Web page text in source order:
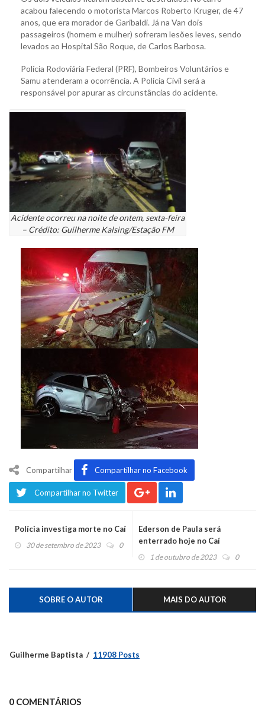
acabou falecendo o motorista Marcos Roberto Kruger, de 47
anos, que era morador de Garibaldi. Já na Van dois
passageiros (homem e mulher) sofreram lesões leves, sendo
levados ao Hospital São Roque, de Carlos Barbosa.
Polícia Rodoviária Federal (PRF), Bombeiros Voluntários e
Samu atenderam a ocorrência. A Polícia Civil será a
responsável por apurar as circunstâncias do acidente.
Acidente ocorreu na noite de ontem, sexta-feira
– Crédito: Guilherme Kalsing/Estação FM
Compartilhar Compartilhar no Facebook
Compartilhar no Twitter
Polícia investiga morte no Caí
30 de setembro de 2023 0
Ederson de Paula será
enterrado hoje no Caí
1 de outubro de 2023 0
SOBRE O AUTOR MAIS DO AUTOR
Guilherme Baptista 11908 Posts
0 COMENTÁRIOS